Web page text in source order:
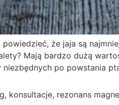
że jaja są
Mają bardzo dużą
niezbędnych po powstania
konsultacje, rezonans